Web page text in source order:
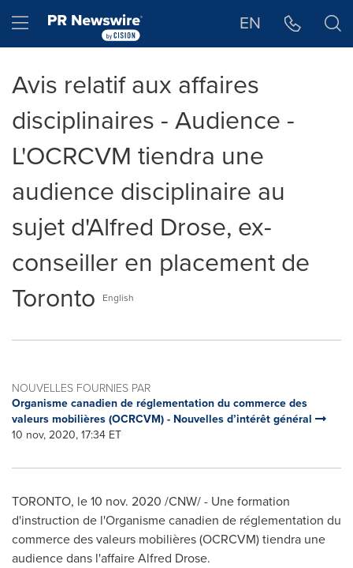
Hamburger menu EN
Avis relatif aux affaires
disciplinaires - Audience -
L'OCRCVM tiendra une
audience disciplinaire au
sujet d'Alfred Drose, ex-
conseiller en placement de
Toronto
English
NOUVELLES FOURNIES PAR
Organisme canadien de réglementation du commerce des
valeurs mobilières (OCRCVM) - Nouvelles d’intérêt général
10 nov, 2020, 17:34 ET
TORONTO, le10 nov. 2020 /CNW/ - Une formation
d'instruction de l'Organisme canadien de réglementation du
commerce des valeurs mobilières (OCRCVM) tiendra une
audience dans l'affaireAlfred Drose.